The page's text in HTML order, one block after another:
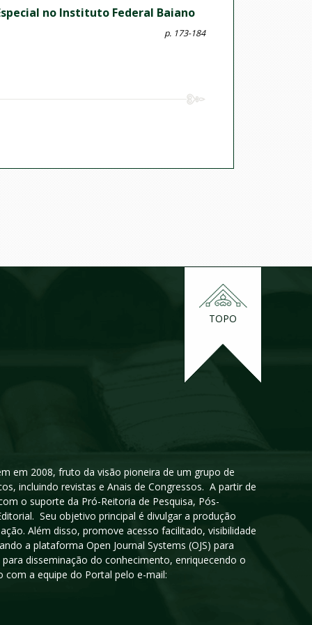
no Instituto Federal Baiano
p. 173-184
TOPO
em 2008, fruto da visão pioneira de um grupo de
incluindo revistas e Anais de Congressos. A partir de
o suporte da Pró-Reitoria de Pesquisa, Pós-
Seu objetivo principal é divulgar a produção
Além disso, promove acesso facilitado, visibilidade
a plataforma Open Journal Systems (OJS) para
disseminação do conhecimento, enriquecendo o
a equipe do Portal pelo e-mail: